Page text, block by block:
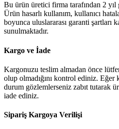
Bu ürün üretici firma tarafından 2 yıl
Ürün hasarlı kullanım, kullanıcı
boyunca uluslararası garanti şartları
sunulmaktadır.
Kargo ve İade
Kargonuzu teslim almadan önce
olup olmadığını kontrol ediniz. Eğer
durum gözlemlerseniz zabıt tutarak
iade ediniz.
Sipariş Kargoya Verilişi